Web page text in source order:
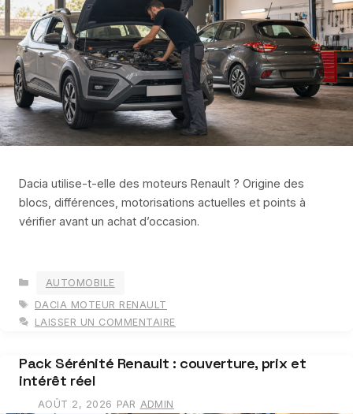
Dacia utilise-t-elle des moteurs Renault ? Origine des
blocs, différences, motorisations actuelles et points à
vérifier avant un achat d’occasion.
AUTOMOBILE
ÉTIQUETTES
DACIA MOTEUR RENAULT
LAISSER UN COMMENTAIRE
Pack Sérénité Renault : couverture, prix et
intérêt réel
AOÛT 2, 2026 PAR ADMIN